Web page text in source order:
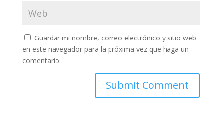
Guardar mi nombre, correo electrónico y sitio web
en este navegador para la próxima vez que haga un
comentario.